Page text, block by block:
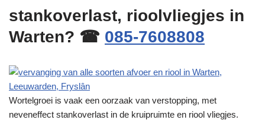
stankoverlast, rioolvliegjes in
Warten? ☎ 085-7608808
Wortelgroei is vaak een oorzaak van verstopping, met
neveneffect stankoverlast in de kruipruimte en riool vliegjes.